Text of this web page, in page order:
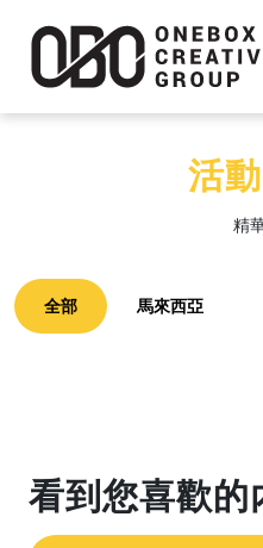
活動
精
全部 馬來西亞
看到您喜歡的